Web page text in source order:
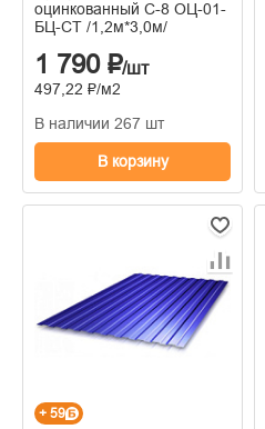
оцинкованный С-8 ОЦ-01-
БЦ-СТ /1,2м*3,0м/
1 790 ₽/шт
497,22 ₽/м2
В наличии 267 шт
В корзину
+ 59